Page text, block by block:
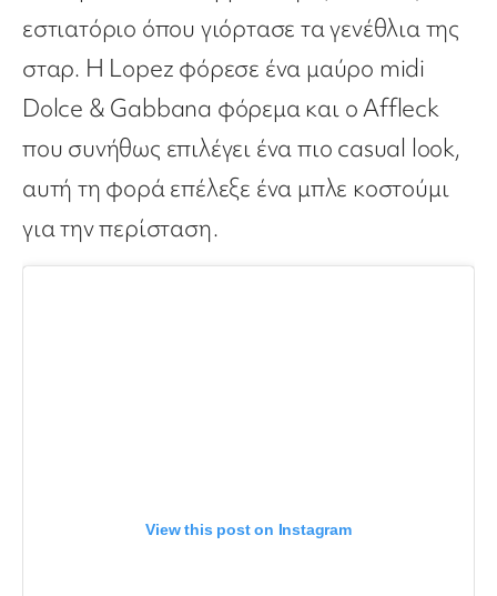
εστιατόριο όπου γιόρτασε τα γενέθλια της
σταρ. Η Lopez φόρεσε ένα μαύρο midi
Dolce & Gabbana φόρεμα και ο Affleck
που συνήθως επιλέγει ένα πιο casual look,
αυτή τη φορά επέλεξε ένα μπλε κοστούμι
για την περίσταση.
View this post on Instagram